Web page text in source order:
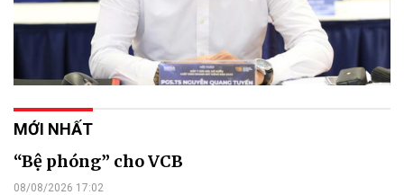
MỚI NHẤT
“Bệ phóng” cho VCB
08/08/2026 17:02